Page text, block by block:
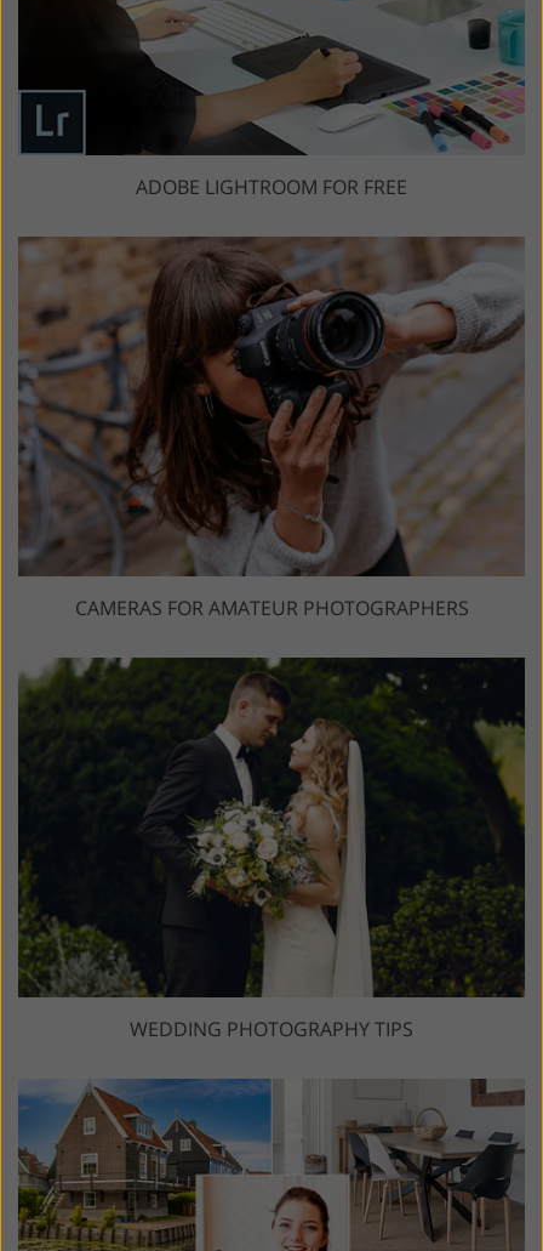
ADOBE LIGHTROOM FOR FREE
CAMERAS FOR AMATEUR PHOTOGRAPHERS
WEDDING PHOTOGRAPHY TIPS